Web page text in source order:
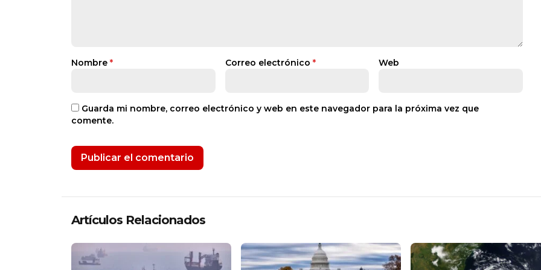
Nombre * Correo electrónico * Web
Guarda mi nombre, correo electrónico y web en este navegador para la próxima vez que
comente.
Artículos Relacionados